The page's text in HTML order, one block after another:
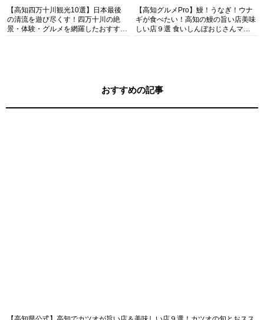
【高知四万十川観光10選】日本最後
の清流を遊び尽くす！四万十川の絶
景・体験・グルメを網羅したおすすめ
【高知グルメPro】鰻！うなぎ！ウナ
ギが食べたい！高知の鰻の旨い店美味
しい店９選 食いしんぼおじさんマッ
おすすめの記事